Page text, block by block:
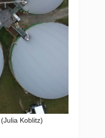
Koblitz)